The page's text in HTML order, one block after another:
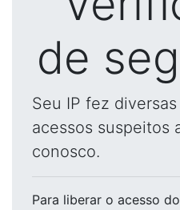
de
Seu IP fez
acessos suspeitos
conosco.
Para liberar o acesso